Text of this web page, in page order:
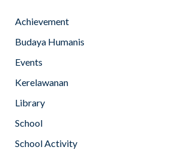
Achievement
Budaya Humanis
Events
Kerelawanan
Library
School
School Activity